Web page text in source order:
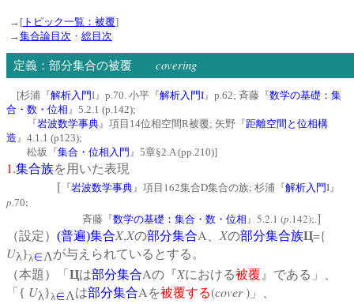
→[ トピック一覧：被覆]
→集合論目次 ・ 総目次
定義：部分集合の被覆covering
[杉浦『解析入門I』p.70. 小平『解析入門I 』p.62; 斉藤『数学の基礎：集
合・数・位相 』5.2.1 (p.142);
『岩波数学事典 』項目14位相空間R被覆; 矢野『距離空間と位相構
造 』4.1.1 (p123);
松坂『集合・位相入門 』5章§2.A (pp.210)]
1.集合族を用いた表現
[ 『岩波数学事典 』項目 162集合D集合の族; 杉浦『解析入門I 』
p.70;
斉藤『数学の基礎：集合・数・位相 』 5.2.1 (p.142);.]
（設定） (普遍)集合X,Xの部分集合A Xの部分集合族Ц={
Uλ}λ∈Λが与えられているとする。
（本題）「 Цは部分集合Aの『Xにおける被覆』である」、
「{ Uλ}λ∈Λは部分集合Aを被覆する(cover) 」、